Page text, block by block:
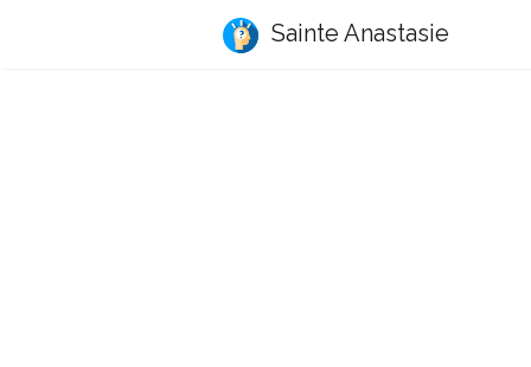
Sainte Anastasie